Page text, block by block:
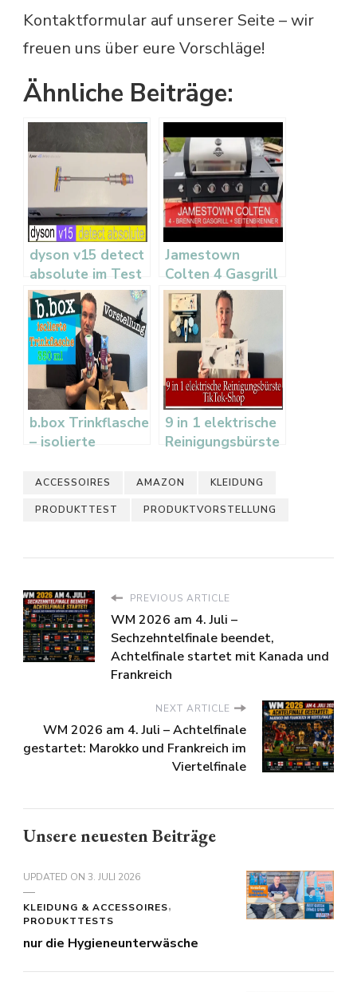
Kontaktformular auf unserer Seite – wir
freuen uns über eure Vorschläge!
Ähnliche Beiträge:
dyson v15 detect
absolute im Test
– Unboxing und
erster Eindruck
Jamestown
Colten 4 Gasgrill
– Unboxing,
Aufbau und
erster Test
b.box Trinkflasche
– isolierte
Trinkflasche fur
9 in 1 elektrische
Reinigungsbürste
Vielseitiges
für den Haushalt
ACCESSOIRES AMAZON KLEIDUNG
PRODUKTTEST PRODUKTVORSTELLUNG
PREVIOUS ARTICLE
WM 2026 am 4. Juli –
Sechzehntelfinale beendet,
Achtelfinale startet mit Kanada und
Frankreich
NEXT ARTICLE
WM 2026 am 4. Juli – Achtelfinale
gestartet: Marokko und Frankreich im
Viertelfinale
Unsere neuesten Beiträge
UPDATED ON 3. JULI 2026
KLEIDUNG & ACCESSOIRES
PRODUKTTESTS
nur die Hygieneunterwäsche